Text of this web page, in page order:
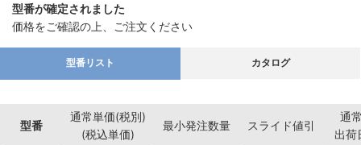
型番が確定されました
価格をご確認の上、ご注文ください
型番リスト カタログ
型番
通常単価(税別)
(税込単価)
最小発注数量 スライド値引
通
出荷